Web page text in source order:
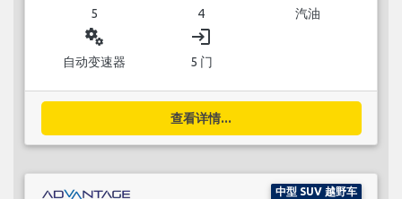
5 4 汽油
miscellaneous_services
自动变速器
login
5 门
查看详情...
中型 SUV 越野车